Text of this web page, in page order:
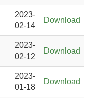
2023-
02-14
Download
2023-
02-12
Download
2023-
01-18
Download